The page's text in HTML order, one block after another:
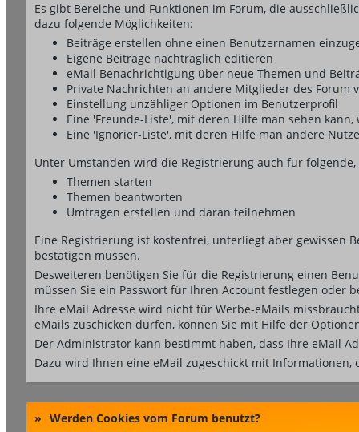
Es gibt Bereiche und Funktionen im Forum, die
dazu folgende Möglichkeiten:
Beiträge erstellen ohne einen Benutzernamen
Eigene Beiträge nachträglich editieren
eMail Benachrichtigung über neue Themen und
Private Nachrichten an andere Mitglieder des Forum
Einstellung unzähliger Optionen im Benutzerprofil
Eine 'Freunde-Liste', mit deren Hilfe man sehen
Eine 'Ignorier-Liste', mit deren Hilfe man andere
Unter Umständen wird die Registrierung auch für
Themen starten
Themen beantworten
Umfragen erstellen und daran teilnehmen
Eine Registrierung ist kostenfrei, unterliegt aber gewissen
bestätigen müssen.
Desweiteren benötigen Sie für die Registrierung einen
müssen Sie ein Passwort für Ihren Account festlegen oder
Ihre eMail Adresse wird nicht für Werbe-eMails
eMails zuschicken dürfen, können Sie mit Hilfe der
Der Administrator kann bestimmt haben, dass Ihre eMail
Dazu wird Ihnen eine eMail zugeschickt mit
» Werden Cookies vom Forum benutzt?